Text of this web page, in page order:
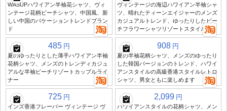
WASUPハワイアン半袖花シャツ、ヴィ
ンテージ花柄ビーチシャツ、中国風、新
しい中国のバケーショントレンドブラン
ド
ヴィンテージの海辺ハワイアン半袖シャ
ツ、晴れたティーンエイジャーのメンズ
カジュアルトレンド、ゆったりしたビー
チフラワーシャツリゾートスタイル
485 円
夏のゆったりとした薄手ハワイアン半袖
花柄シャツ、メンズのトレンディカジュ
アルな半袖ビーチリゾートカップルライ
ナー
908 円
夏の半袖花柄シャツ、メンズのゆったり
した韓国バージョンのトレンド、ハワイ
アンスタイルの高級香港スタイルレトロ
シャツ、男女ともに楽しめます
725 円
インズ香港フレーバー ヴィンテージ ヴ
2,099 円
ハワイアンスタイルの花柄シャツ、メン